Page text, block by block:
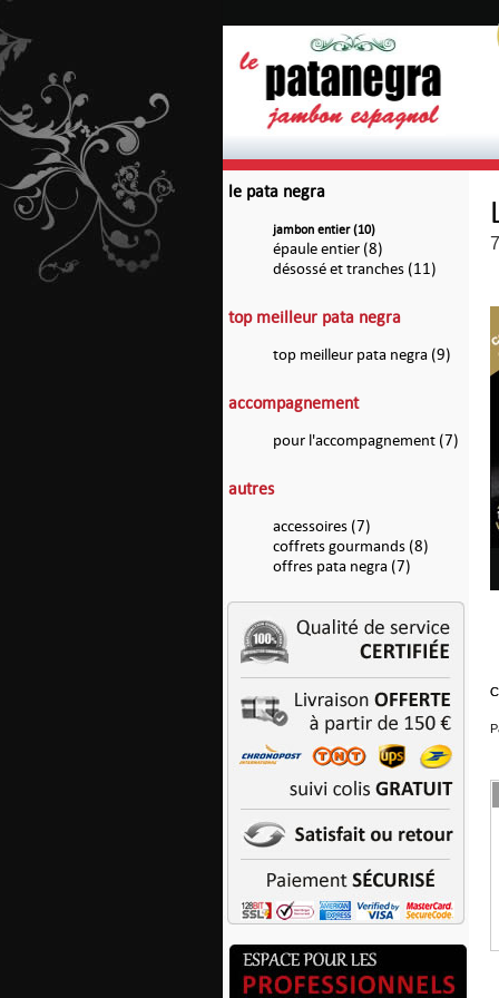
le pata negra
jambon entier (10)
épaule entier (8)
désossé et tranches (11)
top meilleur pata negra
top meilleur pata negra (9)
accompagnement
pour l'accompagnement (7)
autres
accessoires (7)
coffrets gourmands (8)
offres pata negra (7)